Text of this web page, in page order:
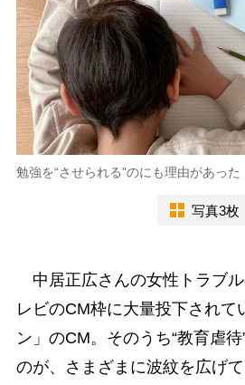
勉強を“させられる”のにも理由があった
写真3枚
中居正広さんの女性トラブ
レビのCM枠に大量投下されて
ン」のCM。そのうち“教育虐
のが、さまざまに波紋を広げて